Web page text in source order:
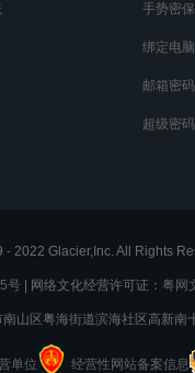
手势密
绑定电脑
邮箱密码
超级密码
2022 Glacier,Inc. All Rights
号 | 网络文化经营许可证： 粤网
山区粤海街道滨海社区高新
单位 经营性网站备案信息